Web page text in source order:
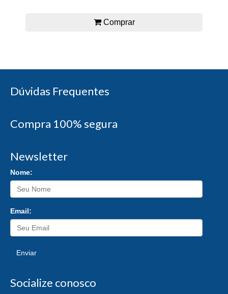
Comprar
Dúvidas Frequentes
Compra 100% segura
Newsletter
Nome:
Email:
Enviar
Socialize conosco